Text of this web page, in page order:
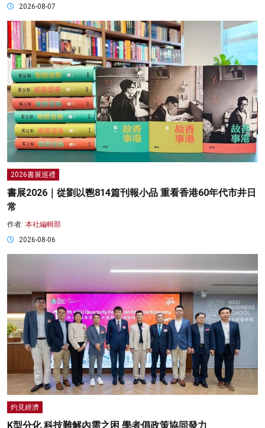
2026-08-07
2026書展巡禮
書展2026｜從劉以鬯814篇刊報小品 重看香港60年代市井日
常
作者: 本社編輯部
2026-08-06
灼見經濟
K型分化 科技難解內需之困 學者倡政策協同發力